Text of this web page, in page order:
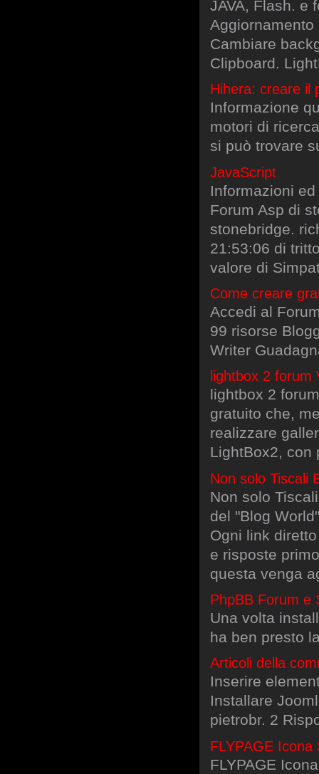
JAVA, Flash. e
Cambiare
Clipboard.
Hihera: creare il
Informazione
motori di
si può trovare
JavaScript
Informazioni
Forum Asp di
stonebridge.
21:53:06 di
valore di
Come creare
Accedi al
99 risorse
Writer
lightbox 2 forum
lightbox 2
gratuito che,
realizzare
LightBox2, con
Non solo Tiscali
Non solo
del "Blog
Ogni link
e risposte
questa venga
PhpBB Forum e
Una volta
ha ben presto
Articoli della
Inserire
Installare
pietrobr. 2
FLYPAGE
FLYPAGE